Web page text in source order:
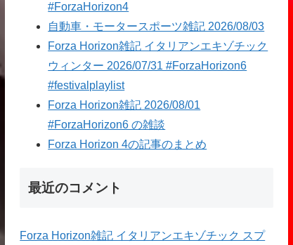
#ForzaHorizon4
自動車・モータースポーツ雑記 2026/08/03
Forza Horizon雑記 イタリアンエキゾチック
ウィンター 2026/07/31 #ForzaHorizon6
#festivalplaylist
Forza Horizon雑記 2026/08/01
#ForzaHorizon6 の雑談
Forza Horizon 4の記事のまとめ
最近のコメント
Forza Horizon雑記 イタリアンエキゾチック スプ